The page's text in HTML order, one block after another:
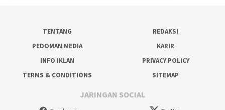
TENTANG
REDAKSI
PEDOMAN MEDIA
KARIR
INFO IKLAN
PRIVACY POLICY
TERMS & CONDITIONS
SITEMAP
JARINGAN SOCIAL